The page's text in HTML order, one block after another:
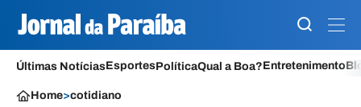
Últimas NotíciasEsportesPolíticaQual a Boa?Entretenimento
Home>cotidiano